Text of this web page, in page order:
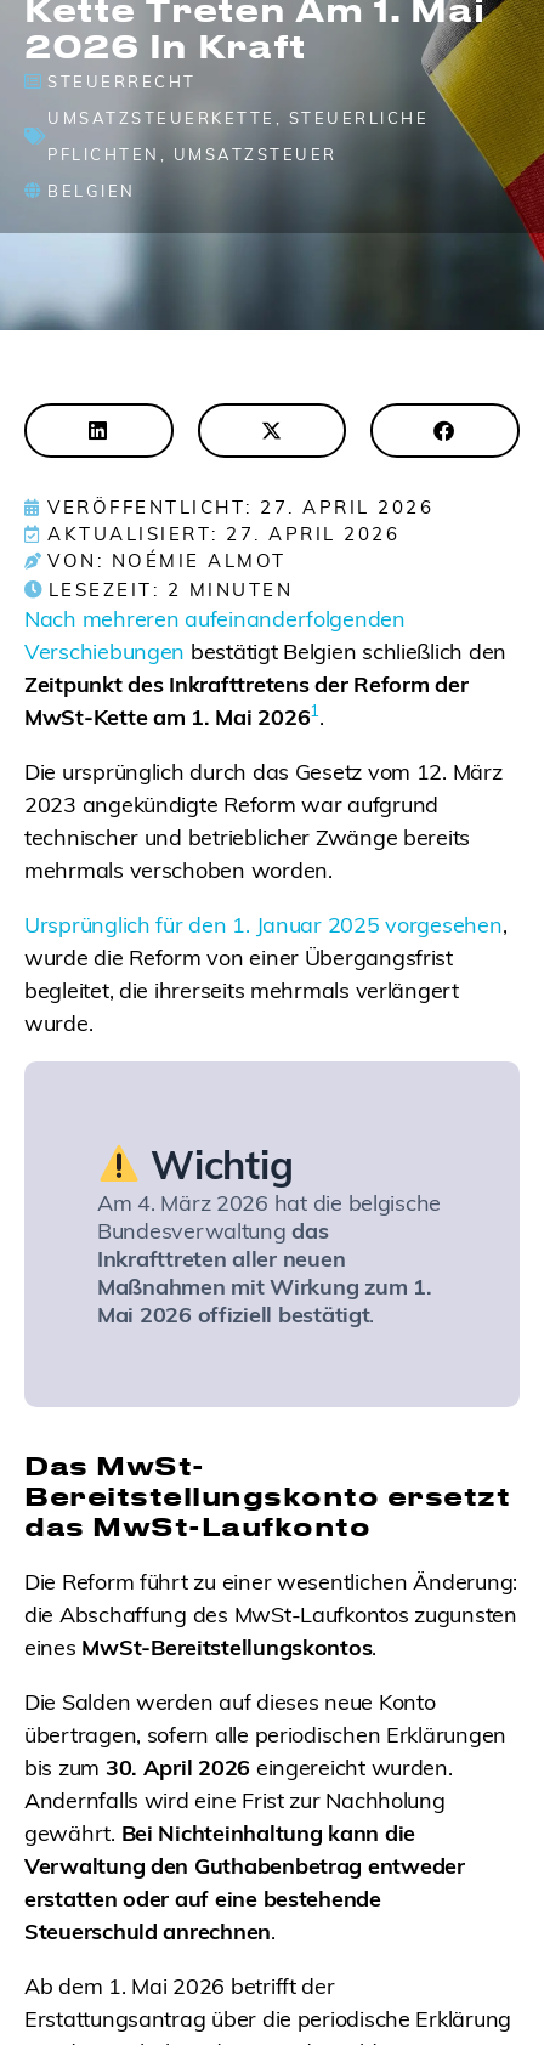
Kette Treten Am 1. Mai
2026 In Kraft
STEUERRECHT
UMSATZSTEUERKETTE
STEUERLICHE
PFLICHTEN
UMSATZSTEUER
BELGIEN
VERÖFFENTLICHT: 27. APRIL 2026
AKTUALISIERT: 27. APRIL 2026
VON: NOÉMIE ALMOT
LESEZEIT: 2 MINUTEN
Nach mehreren aufeinanderfolgenden
Verschiebungen bestätigt Belgien schließlich den
Zeitpunkt des Inkrafttretens der Reform der
MwSt-Kette am 1. Mai 20261 .
Die ursprünglich durch das Gesetz vom 12. März
2023 angekündigte Reform war aufgrund
technischer und betrieblicher Zwänge bereits
mehrmals verschoben worden.
Ursprünglich für den 1. Januar 2025 vorgesehen,
wurde die Reform von einer Übergangsfrist
begleitet, die ihrerseits mehrmals verlängert
wurde.
Wichtig
Am 4. März 2026 hat die belgische
Bundesverwaltungdas
Inkrafttreten aller neuen
Maßnahmen mit Wirkung zum 1.
Mai 2026 offiziell bestätigt.
Das MwSt-
Bereitstellungskonto ersetzt
das MwSt-Laufkonto
Die Reform führt zu einer wesentlichen Änderung:
die Abschaffung des MwSt-Laufkontos zugunsten
eines MwSt-Bereitstellungskontos.
Die Salden werden auf dieses neue Konto
übertragen, sofern alle periodischen Erklärungen
bis zum 30. April 2026 eingereicht wurden.
Andernfalls wird eine Frist zur Nachholung
gewährt. Bei Nichteinhaltung kann die
Verwaltung den Guthabenbetrag entweder
erstatten oder auf eine bestehende
Steuerschuld anrechnen.
Ab dem 1. Mai 2026 betrifft der
Erstattungsantrag über die periodische Erklärung